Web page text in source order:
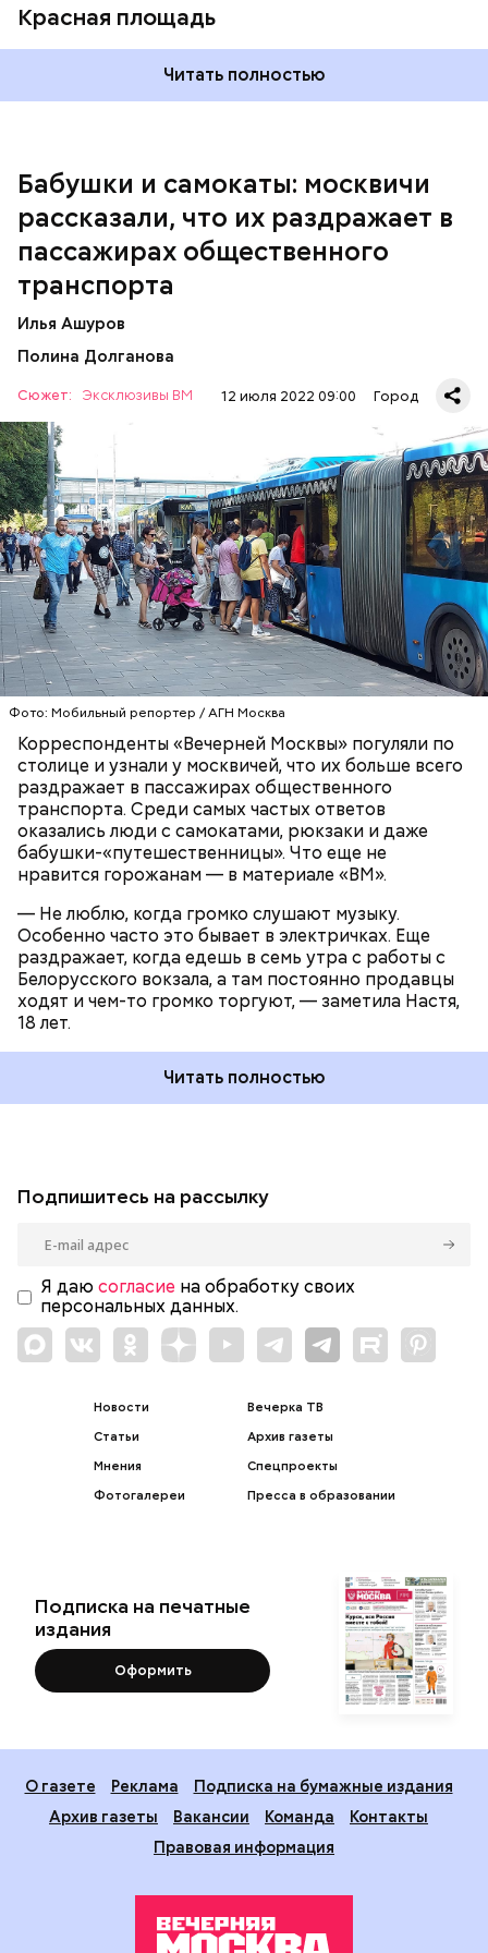
Красная площадь
Читать полностью
Бабушки и самокаты: москвичи
рассказали, что их раздражает в
пассажирах общественного
транспорта
Илья Ашуров
Полина Долганова
Сюжет: Эксклюзивы ВМ 12 июля 2022 09:00 Город
Фото: Мобильный репортер / АГН Москва
Корреспонденты «Вечерней Москвы» погуляли по
столице и узнали у москвичей, что их больше всего
раздражает в пассажирах общественного
транспорта. Среди самых частых ответов
оказались люди с самокатами, рюкзаки и даже
бабушки-«путешественницы». Что еще не
нравится горожанам — в материале «ВМ».
— Не люблю, когда громко слушают музыку.
Особенно часто это бывает в электричках. Еще
раздражает, когда едешь в семь утра с работы с
Белорусского вокзала, а там постоянно продавцы
ходят и чем-то громко торгуют, — заметила Настя,
18 лет.
— Рюкзаки большие прямо бесит, когда не
снимают. Если едешь в час пик, обязательно тебя
чем-нибудь заденут, — сказала Александра, 19 лет.
— Вот меня очень раздражает, когда пытаешься
выйти из вагона метро, а люди стоят прямо по
центру в дверях. И приходится их толкать, а они
не дают тебе пройти, что очень бестактно, —
пожаловался Игорь, 55 лет.
Читать полностью
ТРАНСПОРТ ПАССАЖИРЫ МОСКВА
Подпишитесь на рассылку
Я даю согласие на обработку своих
персональных данных.
Новости
Статьи
Мнения
Фотогалереи
Вечерка ТВ
Архив газеты
Спецпроекты
Пресса в образовании
Подписка на печатные
издания
Оформить
О газете Реклама
Подписка на бумажные издания
Архив газеты
Вакансии Команда
Контакты
Правовая информация